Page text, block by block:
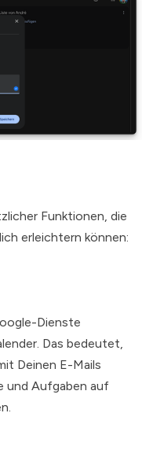
Funktionen, die
erleichtern können:
Dienste
Das bedeutet,
Deinen E-Mails
und Aufgaben auf